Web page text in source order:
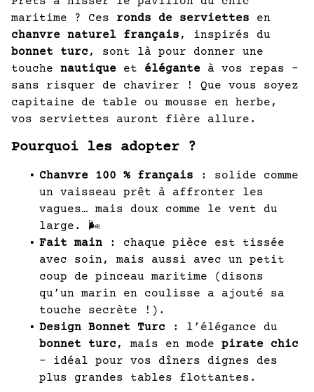
maritime ? Ces ronds de serviettes en
chanvre naturel français , inspirés du
bonnet turc , sont là pour donner une
touche nautique et élégante à vos repas –
sans risquer de chavirer ! Que vous soyez
capitaine de table ou mousse en herbe,
vos serviettes auront fière allure.
Pourquoi les adopter ?
Chanvre 100 % français : solide comme
un vaisseau prêt à affronter les
vagues… mais doux comme le vent du
large. 🌬️
Fait main : chaque pièce est tissée
avec soin, mais aussi avec un petit
coup de pinceau maritime (disons
qu’un marin en coulisse a ajouté sa
touche secrète !).
Design Bonnet Turc : l’élégance du
bonnet turc , mais en mode pirate chic
– idéal pour vos dîners dignes des
plus grandes tables flottantes.